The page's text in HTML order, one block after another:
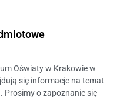
Oświaty w Krakowie w
się informacje na temat
o zapoznanie się